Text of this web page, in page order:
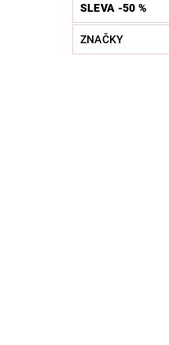
SLEVA -50 %
ZNAČKY